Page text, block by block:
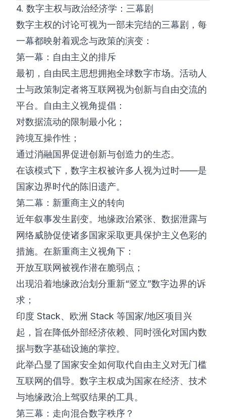
4. 数字主权与政治经济学：三幕剧
数字主权的讨论可视为一部未完结的三幕剧，每
一幕都映射着观念与政策的演变：
第一幕：自由主义的排斥
最初，自由民主思想拥抱全球数字市场。活动人
士与政策制定者将互联网视为创新与自由交流的
平台。自由主义视角提倡：
对数据流动的限制最小化；
跨境互操作性；
通过消融国界促进创新与创造力的生态。
在该模式下，数字主权被许多人视为过时——是
国家边界时代的陈旧遗产。
第二幕：新重商主义的转向
近年叙事发生剧变。地缘政治紧张、数据泄露与
网络威胁促使诸多国家采取更具保护主义色彩的
措施。在新重商主义视角下：
开放互联网被视作潜在脆弱点；
出现沿着地缘政治划分重新“竖立”数字边界的诉
求；
印度 Stack、欧洲 Stack 等国家/地区项目兴
起，旨在降低外部经济依赖、同时强化对国内数
据与数字基础设施的掌控。
此举凸显了国家安全如何取代自由主义对无门槛
互联网的倡导。数字主权成为国家在经济、技术
与地缘政治上驾驭结果的工具。
第三幕：走向混合数字秩序？